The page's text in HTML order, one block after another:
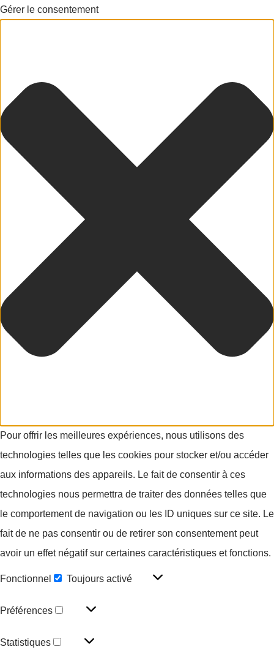
Gérer le consentement
Pour offrir les meilleures expériences, nous utilisons des
technologies telles que les cookies pour stocker et/ou accéder
aux informations des appareils. Le fait de consentir à ces
technologies nous permettra de traiter des données telles que
le comportement de navigation ou les ID uniques sur ce site. Le
fait de ne pas consentir ou de retirer son consentement peut
avoir un effet négatif sur certaines caractéristiques et fonctions.
Fonctionnel Toujours activé
Préférences
Statistiques